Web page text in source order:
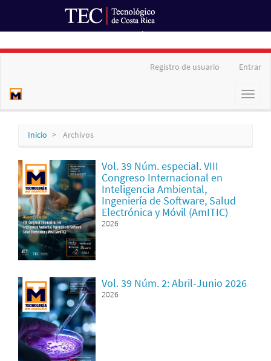
Registro de usuario Entrar
Toggle
Inicio Archivos
Vol. 39 Núm. especial. VIII
Congreso Internacional en
Inteligencia Ambiental,
Ingeniería de Software, Salud
Electrónica y Móvil (AmITIC)
2026
Vol. 39 Núm. 2: Abril-Junio 2026
2026